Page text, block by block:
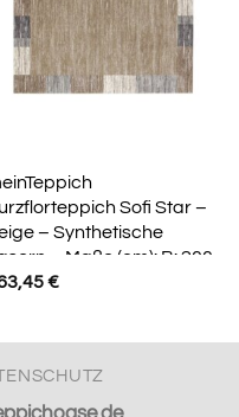
Sofi Star –
– Synthetische
– Maße (cm): B: 200
€